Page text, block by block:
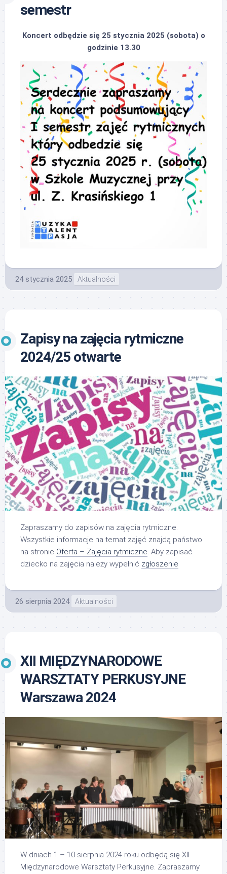
semestr
Koncert odbędzie się 25 stycznia 2025 (sobota) o
godzinie 13.30
24 stycznia 2025 Aktualności
Zapisy na zajęcia rytmiczne
2024/25 otwarte
Zapraszamy do zapisów na zajęcia rytmiczne.
Wszystkie informacje na temat zajęć znajdą państwo
na stronie Oferta – Zajęcia rytmiczne. Aby zapisać
dziecko na zajęcia należy wypełnić zgłoszenie
26 sierpnia 2024 Aktualności
XII MIĘDZYNARODOWE
WARSZTATY PERKUSYJNE
Warszawa 2024
W dniach 1 – 10 sierpnia 2024 roku odbędą się XII
Międzynarodowe Warsztaty Perkusyjne. Zapraszamy